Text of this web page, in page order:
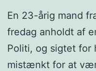
En 23-årig mand
fredag anholdt af
Politi, og sigtet
mistænkt for at